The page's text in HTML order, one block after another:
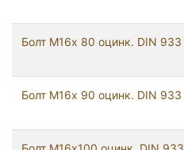
Болт М16х 80 оцинк. DIN 933
Болт М16х 90 оцинк. DIN 933